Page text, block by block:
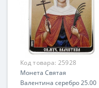
Код товара: 25928
Монета Святая
Валентина серебро 25.00